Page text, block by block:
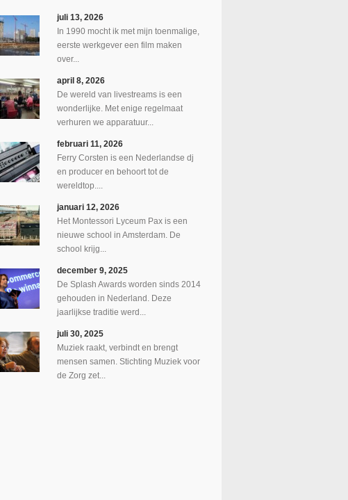
juli 13, 2026
In 1990 mocht ik met mijn toenmalige,
eerste werkgever een film maken
over...
april 8, 2026
De wereld van livestreams is een
wonderlijke. Met enige regelmaat
verhuren we apparatuur...
februari 11, 2026
Ferry Corsten is een Nederlandse dj
en producer en behoort tot de
wereldtop....
januari 12, 2026
Het Montessori Lyceum Pax is een
nieuwe school in Amsterdam. De
school krijg...
december 9, 2025
De Splash Awards worden sinds 2014
gehouden in Nederland. Deze
jaarlijkse traditie werd...
juli 30, 2025
Muziek raakt, verbindt en brengt
mensen samen. Stichting Muziek voor
de Zorg zet...